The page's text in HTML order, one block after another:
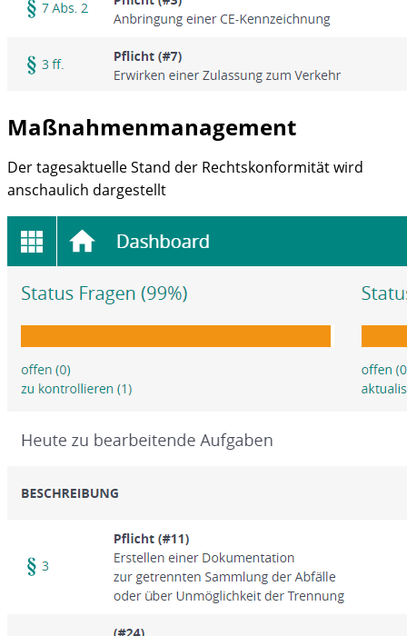
Maßnahmenmanagement
Der tagesaktuelle Stand der Rechtskonformität wird
anschaulich dargestellt